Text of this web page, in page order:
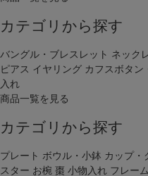
カテゴリから探す
バングル・ブレスレット ネック
ピアス イヤリング カフスボタン
入れ
商品一覧を見る
カテゴリから探す
プレート ボウル・小鉢 カップ・
スター お椀 棗 小物入れ フレーム